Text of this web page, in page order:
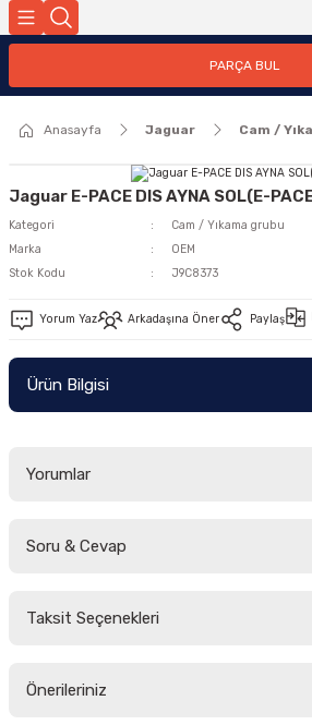
PARÇA BUL
Anasayfa Jaguar Cam /
Jaguar E-PACE DIS AYNA SOL(E-
Kategori
Cam / Yıkama grubu
Marka
OEM
Stok Kodu
J9C8373
Yorum Yaz Arkadaşına Öner Paylaş
Ürün Bilgisi
Yorumlar
Soru & Cevap
Taksit Seçenekleri
Önerileriniz